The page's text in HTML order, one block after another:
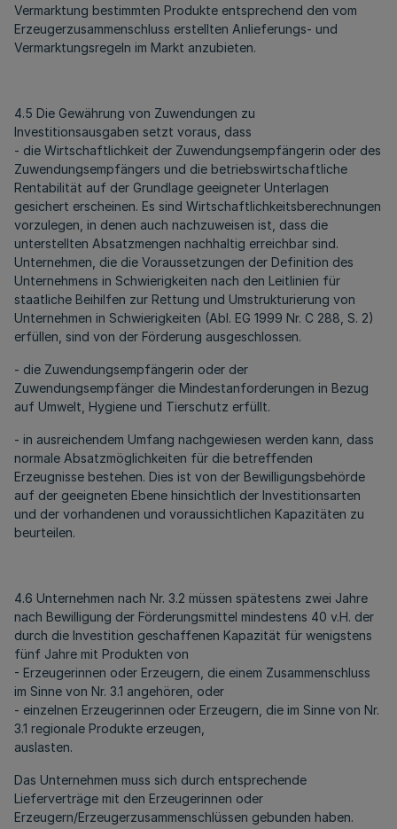
Vermarktung bestimmten Produkte entsprechend den vom
Erzeugerzusammenschluss erstellten Anlieferungs- und
Vermarktungsregeln im Markt anzubieten.
4.5 Die Gewährung von Zuwendungen zu
Investitionsausgaben setzt voraus, dass
- die Wirtschaftlichkeit der Zuwendungsempfängerin oder des
Zuwendungsempfängers und die betriebswirtschaftliche
Rentabilität auf der Grundlage geeigneter Unterlagen
gesichert erscheinen. Es sind Wirtschaftlichkeitsberechnungen
vorzulegen, in denen auch nachzuweisen ist, dass die
unterstellten Absatzmengen nachhaltig erreichbar sind.
Unternehmen, die die Voraussetzungen der Definition des
Unternehmens in Schwierigkeiten nach den Leitlinien für
staatliche Beihilfen zur Rettung und Umstrukturierung von
Unternehmen in Schwierigkeiten (Abl. EG 1999 Nr. C 288, S. 2)
erfüllen, sind von der Förderung ausgeschlossen.
- die Zuwendungsempfängerin oder der
Zuwendungsempfänger die Mindestanforderungen in Bezug
auf Umwelt, Hygiene und Tierschutz erfüllt.
- in ausreichendem Umfang nachgewiesen werden kann, dass
normale Absatzmöglichkeiten für die betreffenden
Erzeugnisse bestehen. Dies ist von der Bewilligungsbehörde
auf der geeigneten Ebene hinsichtlich der Investitionsarten
und der vorhandenen und voraussichtlichen Kapazitäten zu
beurteilen.
4.6 Unternehmen nach Nr. 3.2 müssen spätestens zwei Jahre
nach Bewilligung der Förderungsmittel mindestens 40 v.H. der
durch die Investition geschaffenen Kapazität für wenigstens
fünf Jahre mit Produkten von
- Erzeugerinnen oder Erzeugern, die einem Zusammenschluss
im Sinne von Nr. 3.1 angehören, oder
- einzelnen Erzeugerinnen oder Erzeugern, die im Sinne von Nr.
3.1 regionale Produkte erzeugen,
auslasten.
Das Unternehmen muss sich durch entsprechende
Lieferverträge mit den Erzeugerinnen oder
Erzeugern/Erzeugerzusammenschlüssen gebunden haben.